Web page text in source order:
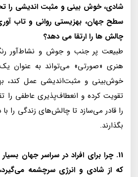
شادی، خوش بینی و مثبت اندیشی را
سطح جهان، بهزیستی روانی و تاب
چالش ها را ارتقا می دهد؟
طبیعت پر جنب و جوش و نشاط‌آور
هنری «صورتی» می‌تواند به عنوان یک
خوش‌بینی و مثبت‌اندیشی عمل کند،
تقویت کرده و انعطاف‌پذیری عاطفی را
را قادر می‌سازد تا چالش‌های زندگی
بگذارند.
11. چرا برای افراد در سراسر جهان
که از شادی و انرژی سرچشمه